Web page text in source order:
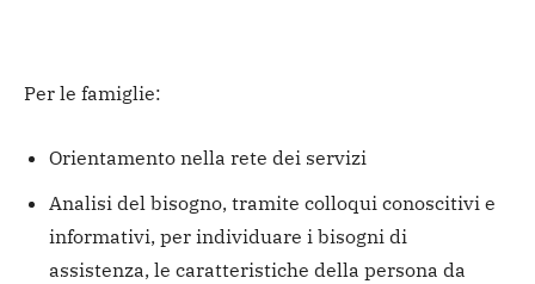
Per le famiglie:
Orientamento nella rete dei servizi
Analisi del bisogno, tramite colloqui conoscitivi e
informativi, per individuare i bisogni di
assistenza, le caratteristiche della persona da